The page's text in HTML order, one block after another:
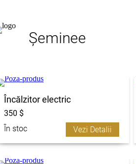
Șeminee
Încălzitor electric
350 $
În stoc
Vezi Detalii